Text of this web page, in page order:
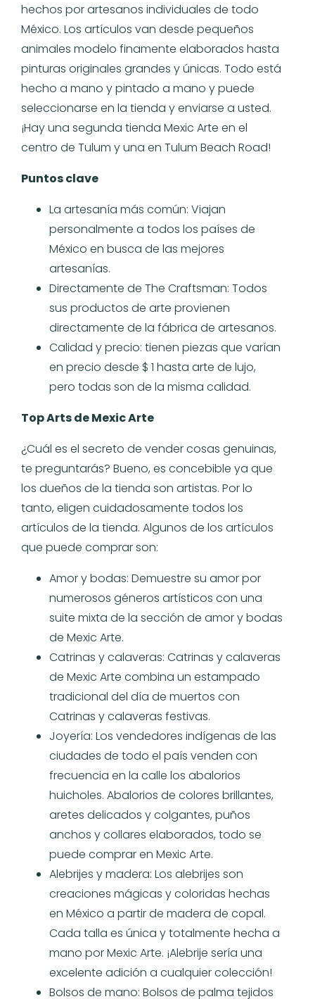
hechos por artesanos individuales de todo
México. Los artículos van desde pequeños
animales modelo finamente elaborados hasta
pinturas originales grandes y únicas. Todo está
hecho a mano y pintado a mano y puede
seleccionarse en la tienda y enviarse a usted.
¡Hay una segunda tienda Mexic Arte en el
centro de Tulum y una en Tulum Beach Road!
Puntos clave
La artesanía más común: Viajan
personalmente a todos los países de
México en busca de las mejores
artesanías.
Directamente de The Craftsman: Todos
sus productos de arte provienen
directamente de la fábrica de artesanos.
Calidad y precio: tienen piezas que varían
en precio desde $ 1 hasta arte de lujo,
pero todas son de la misma calidad.
Top Arts de Mexic Arte
¿Cuál es el secreto de vender cosas genuinas,
te preguntarás? Bueno, es concebible ya que
los dueños de la tienda son artistas. Por lo
tanto, eligen cuidadosamente todos los
artículos de la tienda. Algunos de los artículos
que puede comprar son:
Amor y bodas: Demuestre su amor por
numerosos géneros artísticos con una
suite mixta de la sección de amor y bodas
de Mexic Arte.
Catrinas y calaveras: Catrinas y calaveras
de Mexic Arte combina un estampado
tradicional del día de muertos con
Catrinas y calaveras festivas.
Joyería: Los vendedores indígenas de las
ciudades de todo el país venden con
frecuencia en la calle los abalorios
huicholes. Abalorios de colores brillantes,
aretes delicados y colgantes, puños
anchos y collares elaborados, todo se
puede comprar en Mexic Arte.
Alebrijes y madera: Los alebrijes son
creaciones mágicas y coloridas hechas
en México a partir de madera de copal.
Cada talla es única y totalmente hecha a
mano por Mexic Arte. ¡Alebrije sería una
excelente adición a cualquier colección!
Bolsos de mano: Bolsos de palma tejidos